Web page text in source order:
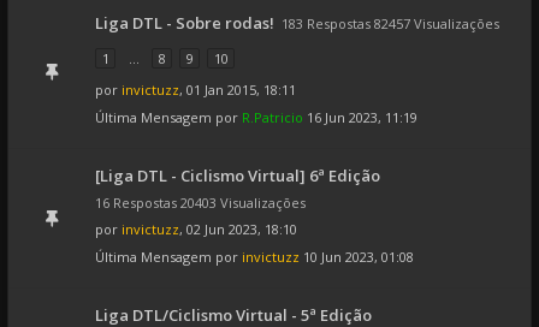
Liga DTL - Sobre rodas! 183 Respostas 82457 Visualizações
1
... 8 9
10
por invictuzz, 01 Jan 2015, 18:11
Última Mensagem por R.Patricio 16 Jun 2023, 11:19
[Liga DTL - Ciclismo Virtual] 6ª Edição
16 Respostas 20403 Visualizações
por invictuzz, 02 Jun 2023, 18:10
Última Mensagem por invictuzz 10 Jun 2023, 01:08
Liga DTL/Ciclismo Virtual - 5ª Edição